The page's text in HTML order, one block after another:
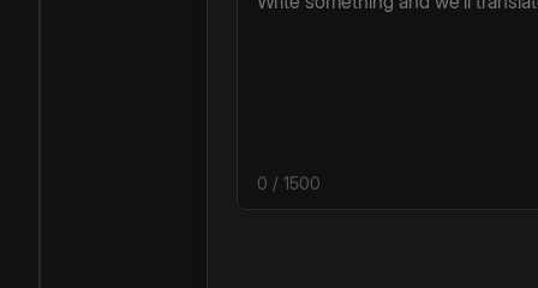
0 / 1500